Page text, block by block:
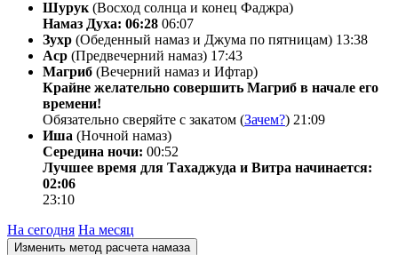
Шурук (Восход солнца и конец Фаджра)
Намаз Духа: 06:28 06:07
Зухр (Обеденный намаз и Джума по пятницам) 13:38
Аср (Предвечерний намаз) 17:43
Магриб (Вечерний намаз и Ифтар)
Крайне желательно совершить Магриб в начале его
времени!
Обязательно сверяйте с закатом (Зачем?) 21:09
Иша (Ночной намаз)
Середина ночи: 00:52
Лучшее время для Тахаджуда и Витра начинается:
02:06
23:10
На сегодня На месяц
Изменить метод расчета намаза